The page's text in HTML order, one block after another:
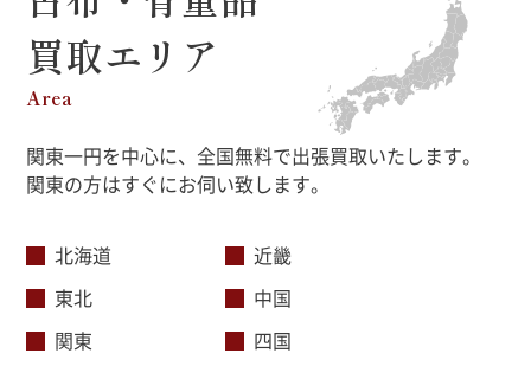
買取エリア
Area
関東一円を中心に、全国無料で出張買取いたします。
関東の方はすぐにお伺い致します。
北海道
東北
関東
近畿
中国
四国